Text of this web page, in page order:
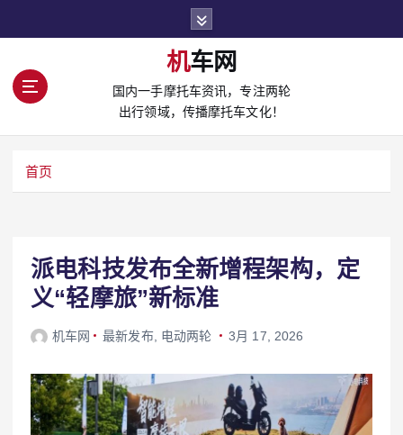
c
机车网
国内一手摩托车资讯，专注两轮
出行领域，传播摩托车文化！
首页
派电科技发布全新增程架构，定
义“轻摩旅”新标准
机车网 最新发布, 电动两轮 3月 17, 2026